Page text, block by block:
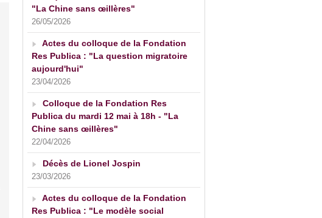
"La Chine sans œillères"
26/05/2026
Actes du colloque de la Fondation
Res Publica : "La question migratoire
aujourd'hui"
23/04/2026
Colloque de la Fondation Res
Publica du mardi 12 mai à 18h - "La
Chine sans œillères"
22/04/2026
Décès de Lionel Jospin
23/03/2026
Actes du colloque de la Fondation
Res Publica : "Le modèle social